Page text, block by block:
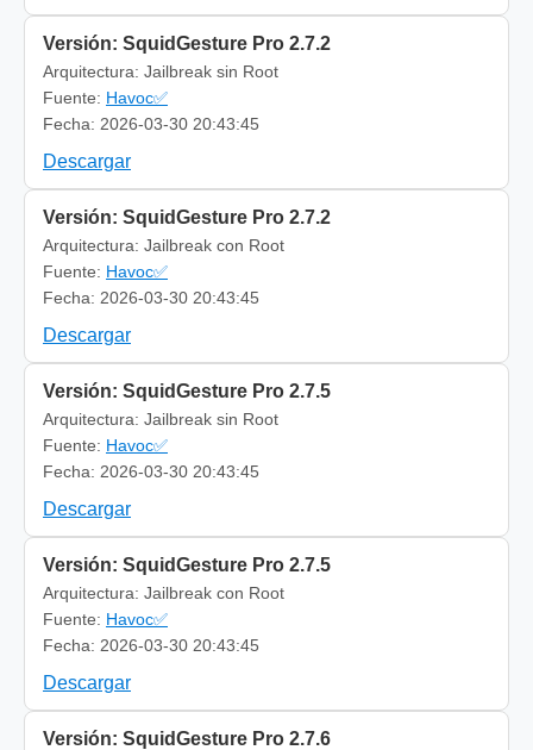
Versión: SquidGesture Pro 2.7.2
Arquitectura: Jailbreak sin Root
Fuente: Havoc✅
Fecha: 2026-03-30 20:43:45
Descargar
Versión: SquidGesture Pro 2.7.2
Arquitectura: Jailbreak con Root
Fuente: Havoc✅
Fecha: 2026-03-30 20:43:45
Descargar
Versión: SquidGesture Pro 2.7.5
Arquitectura: Jailbreak sin Root
Fuente: Havoc✅
Fecha: 2026-03-30 20:43:45
Descargar
Versión: SquidGesture Pro 2.7.5
Arquitectura: Jailbreak con Root
Fuente: Havoc✅
Fecha: 2026-03-30 20:43:45
Descargar
Versión: SquidGesture Pro 2.7.6